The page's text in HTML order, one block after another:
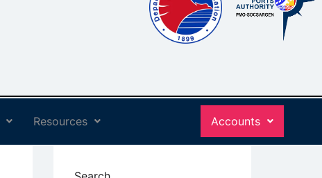
Resources Accounts